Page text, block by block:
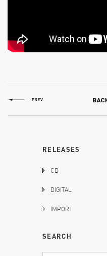
RELEASES
CD
DIGITAL
IMPORT
SEARCH